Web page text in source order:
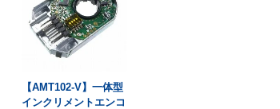
【AMT102-V】一体型
インクリメントエンコ